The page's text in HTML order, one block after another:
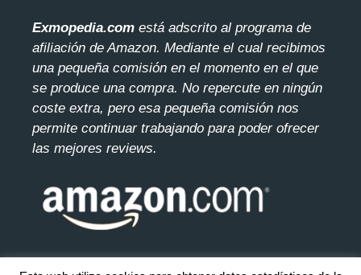
Exmopedia.com está adscrito al programa de
afiliación de Amazon. Mediante el cual recibimos
una pequeña comisión en el momento en el que
se produce una compra. No repercute en ningún
coste extra, pero esa pequeña comisión nos
permite continuar trabajando para poder ofrecer
las mejores reviews.